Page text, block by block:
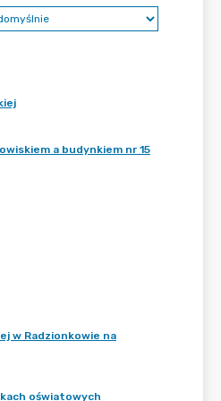
a budynkiem nr 15
w Radzionkowie na
oświatowych